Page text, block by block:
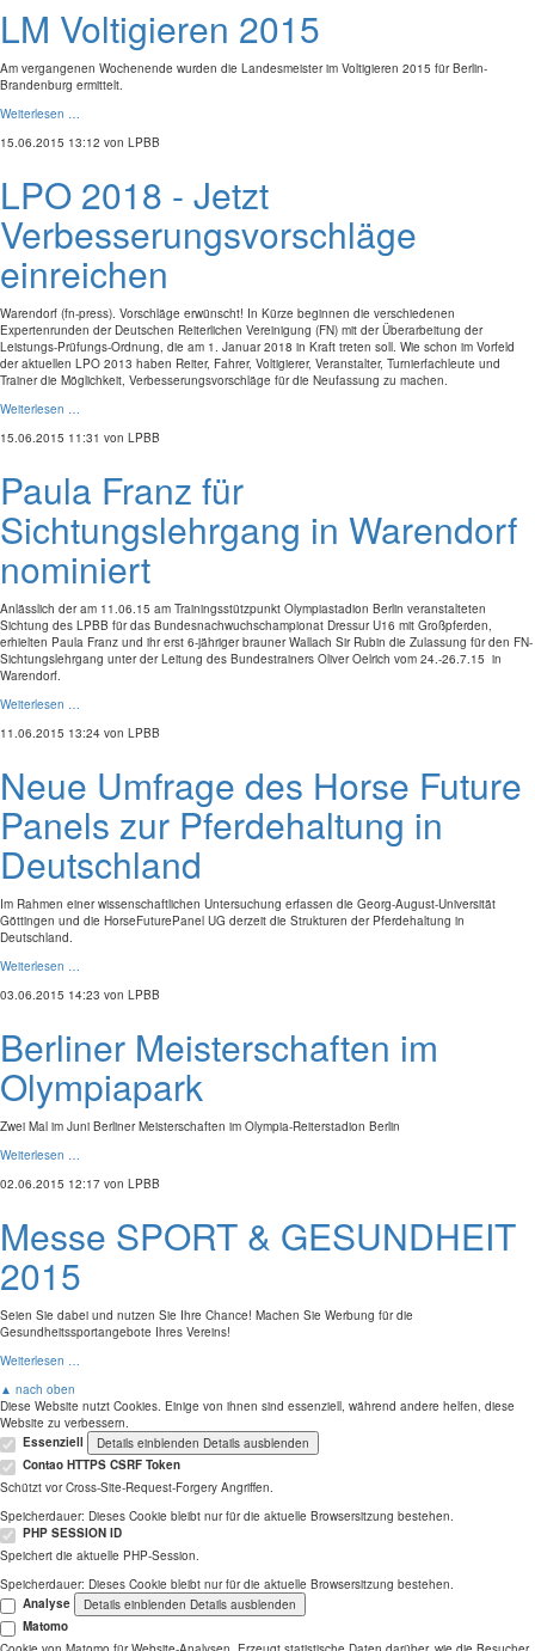
LM Voltigieren 2015
Am vergangenen Wochenende wurden die Landesmeister im Voltigieren 2015 für Berlin-
Brandenburg ermittelt.
Weiterlesen …
15.06.2015 13:12 von LPBB
LPO 2018 - Jetzt
Verbesserungsvorschläge
einreichen
Warendorf (fn-press). Vorschläge erwünscht! In Kürze beginnen die verschiedenen
Expertenrunden der Deutschen Reiterlichen Vereinigung (FN) mit der Überarbeitung der
Leistungs-Prüfungs-Ordnung, die am 1. Januar 2018 in Kraft treten soll. Wie schon im Vorfeld
der aktuellen LPO 2013 haben Reiter, Fahrer, Voltigierer, Veranstalter, Turnierfachleute und
Trainer die Möglichkeit, Verbesserungsvorschläge für die Neufassung zu machen.
Weiterlesen …
15.06.2015 11:31 von LPBB
Paula Franz für
Sichtungslehrgang in Warendorf
nominiert
Anlässlich der am 11.06.15 am Trainingsstützpunkt Olympiastadion Berlin veranstalteten
Sichtung des LPBB für das Bundesnachwuchschampionat Dressur U16 mit Großpferden,
erhielten Paula Franz und ihr erst 6-jähriger brauner Wallach Sir Rubin die Zulassung für den FN-
Sichtungslehrgang unter der Leitung des Bundestrainers Oliver Oelrich vom 24.-26.7.15 in
Warendorf.
Weiterlesen …
11.06.2015 13:24 von LPBB
Neue Umfrage des Horse Future
Panels zur Pferdehaltung in
Deutschland
Im Rahmen einer wissenschaftlichen Untersuchung erfassen die Georg-August-Universität
Göttingen und die HorseFuturePanel UG derzeit die Strukturen der Pferdehaltung in
Deutschland.
Weiterlesen …
03.06.2015 14:23 von LPBB
Berliner Meisterschaften im
Olympiapark
Zwei Mal im Juni Berliner Meisterschaften im Olympia-Reiterstadion Berlin
Weiterlesen …
02.06.2015 12:17 von LPBB
Messe SPORT & GESUNDHEIT
2015
Seien Sie dabei und nutzen Sie Ihre Chance! Machen Sie Werbung für die
Gesundheitssportangebote Ihres Vereins!
Weiterlesen …
▲ nach oben
Diese Website nutzt Cookies. Einige von ihnen sind essenziell, während andere helfen, diese
Website zu verbessern.
Essenziell
Details einblenden Details ausblenden
Contao HTTPS CSRF Token
Schützt vor Cross-Site-Request-Forgery Angriffen.
Speicherdauer: Dieses Cookie bleibt nur für die aktuelle Browsersitzung bestehen.
PHP SESSION ID
Speichert die aktuelle PHP-Session.
Speicherdauer: Dieses Cookie bleibt nur für die aktuelle Browsersitzung bestehen.
Analyse
Details einblenden Details ausblenden
Matomo